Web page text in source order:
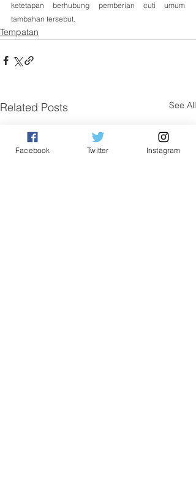
ketetapan berhubung pemberian cuti umum
tambahan tersebut.
Tempatan
Related Posts See All
Facebook Twitter Instagram